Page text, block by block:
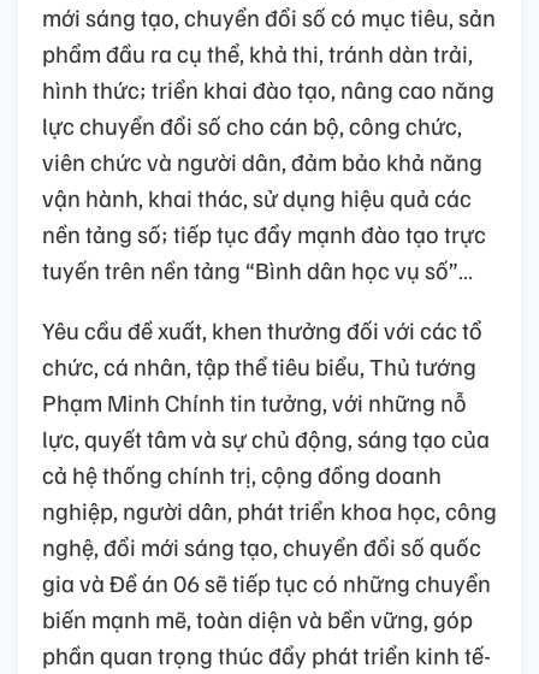
mới sáng tạo, chuyển đổi số có mục tiêu, sản
phẩm đầu ra cụ thể, khả thi, tránh dàn trải,
hình thức; triển khai đào tạo, nâng cao năng
lực chuyển đổi số cho cán bộ, công chức,
viên chức và người dân, đảm bảo khả năng
vận hành, khai thác, sử dụng hiệu quả các
nền tảng số; tiếp tục đẩy mạnh đào tạo trực
tuyến trên nền tảng “Bình dân học vụ số”…
Yêu cầu đề xuất, khen thưởng đối với các tổ
chức, cá nhân, tập thể tiêu biểu, Thủ tướng
Phạm Minh Chính tin tưởng, với những nỗ
lực, quyết tâm và sự chủ động, sáng tạo của
cả hệ thống chính trị, cộng đồng doanh
nghiệp, người dân, phát triển khoa học, công
nghệ, đổi mới sáng tạo, chuyển đổi số quốc
gia và Đề án 06 sẽ tiếp tục có những chuyển
biến mạnh mẽ, toàn diện và bền vững, góp
phần quan trọng thúc đẩy phát triển kinh tế-